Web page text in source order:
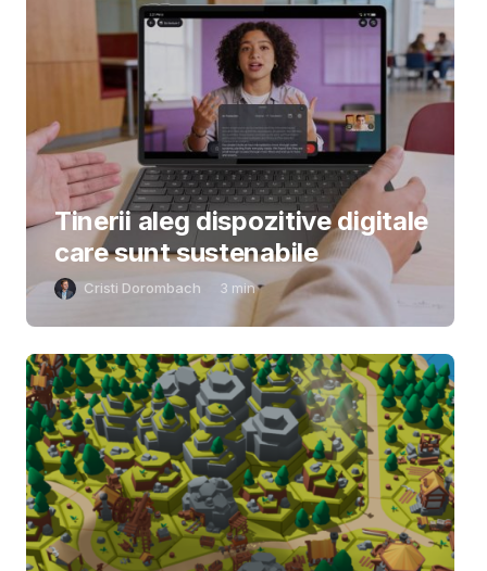
Tinerii aleg dispozitive digitale
care sunt sustenabile
Cristi Dorombach 3 min